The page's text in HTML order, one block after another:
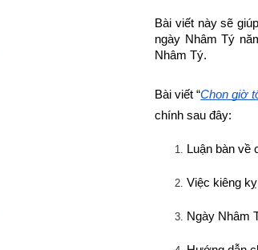
Bài viết này sẽ
ngày Nhâm Tý
Nhâm Tý.
Bài viết “Chọn giờ
chính sau đây:
Luận bàn về
Việc kiêng
Ngày Nhâm